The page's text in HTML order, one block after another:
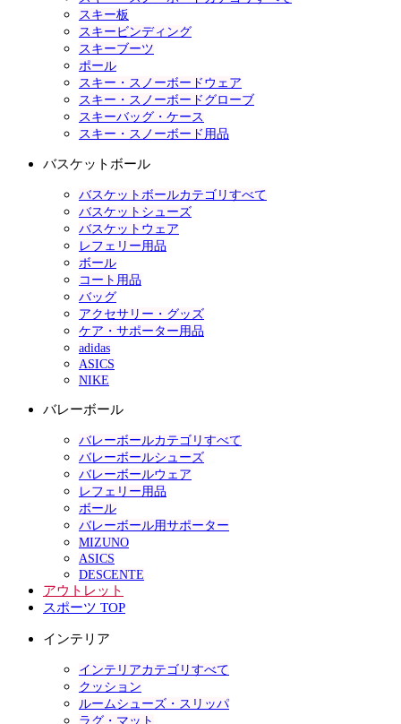
スキー板
スキービンディング
スキーブーツ
ポール
スキー・スノーボードウェア
スキー・スノーボードグローブ
スキーバッグ・ケース
スキー・スノーボード用品
バスケットボール
バスケットボールカテゴリすべて
バスケットシューズ
バスケットウェア
レフェリー用品
ボール
コート用品
バッグ
アクセサリー・グッズ
ケア・サポーター用品
adidas
ASICS
NIKE
バレーボール
バレーボールカテゴリすべて
バレーボールシューズ
バレーボールウェア
レフェリー用品
ボール
バレーボール用サポーター
MIZUNO
ASICS
DESCENTE
アウトレット
スポーツ TOP
インテリア
インテリアカテゴリすべて
クッション
ルームシューズ・スリッパ
ラグ・マット